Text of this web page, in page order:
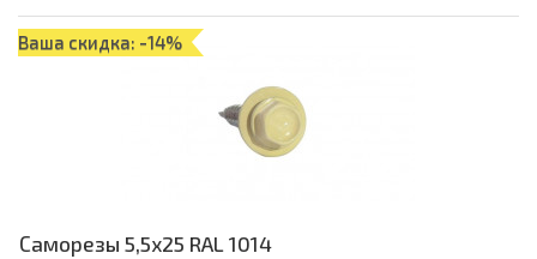
Ваша скидка: -14%
Саморезы 5,5х25 RAL 1014